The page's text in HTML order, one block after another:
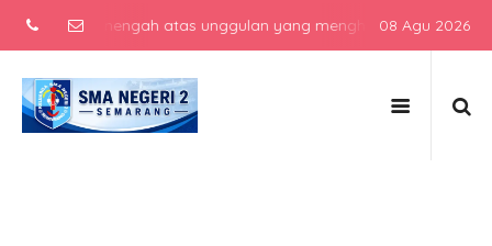
menengah atas unggulan yang menghasilkan lulusan
08 Agu 2026